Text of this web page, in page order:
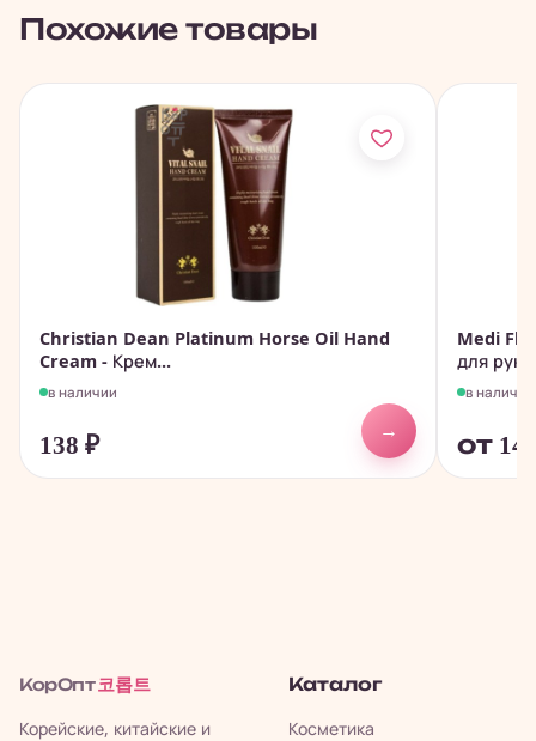
Похожие товары
Christian Dean Platinum Horse Oil Hand
Cream - Крем...
в наличии
138 ₽
→
Medi
для рук
в наличии
от
КорОпт 코롭트
Корейские, китайские и
Каталог
Косметика